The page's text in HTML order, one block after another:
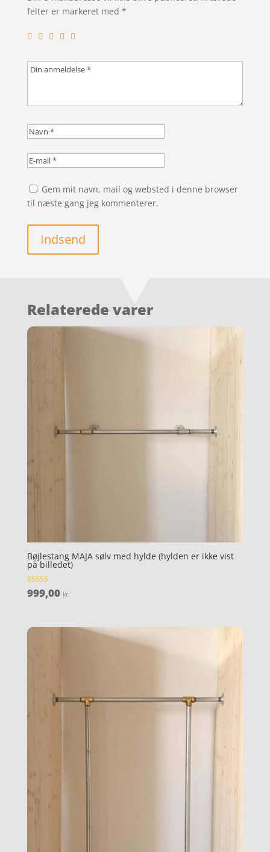
felter er markeret med *
Gem mit navn, mail og websted i denne browser
til næste gang jeg kommenterer.
Indsend
Relaterede varer
Bøjlestang MAJA sølv med hylde (hylden er ikke vist
på billedet)
Vurderet
3.8
999,00 kr.